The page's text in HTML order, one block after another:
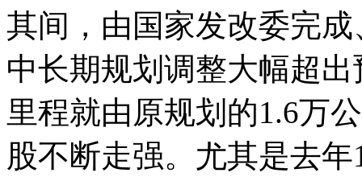
其间，由国家发改委完
中长期规划调整大幅超
里程就由原规划的1.6万
股不断走强。尤其是去